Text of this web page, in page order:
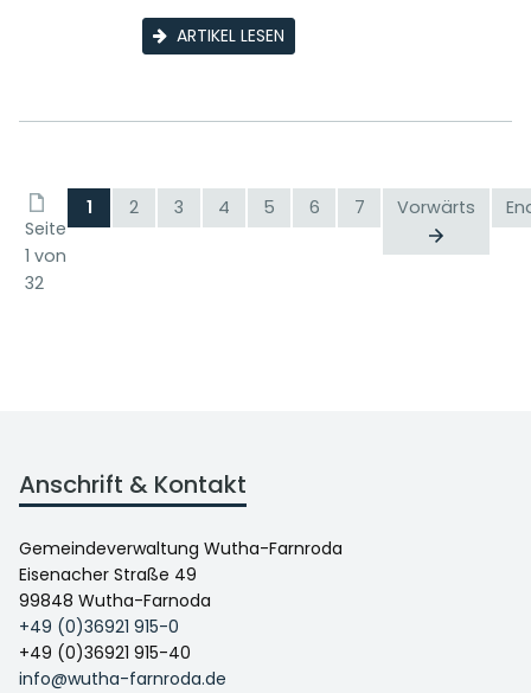
ARTIKEL LESEN
Seite
1 von
32
1 2 3 4 5 6 7 Vorwärts
Anschrift & Kontakt
Gemeindeverwaltung Wutha-Farnroda
Eisenacher Straße 49
99848 Wutha-Farnoda
+49 (0)36921 915-0
+49 (0)36921 915-40
info@wutha-farnroda.de